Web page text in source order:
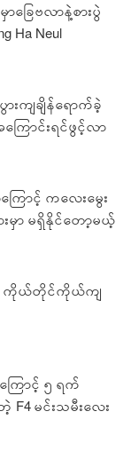
ြေဗလာနဲ့စားပွဲ
Ha Neul
ားကျချိန်ရောက်ခဲ့
ြောင်းရင်ဖွင့်လာ
ြောင့် ကလေးမွေး
းမှာ မရှိနိုင်တော့မယ့်
ကို ကိုယ်တိုင်ကိုယ်ကျ
ြောင့် ၅ ရက်
F4 မင်းသမီးလေး